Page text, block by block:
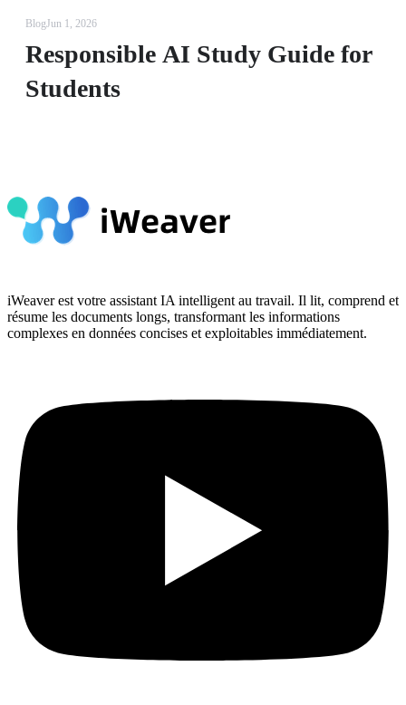
BlogJun 1, 2026
Responsible AI Study Guide for
Students
iWeaver est votre assistant IA intelligent au travail. Il lit, comprend et
résume les documents longs, transformant les informations
complexes en données concises et exploitables immédiatement.